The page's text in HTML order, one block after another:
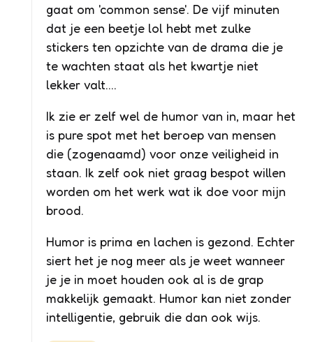
gaat om 'common sense'. De vijf minuten
dat je een beetje lol hebt met zulke
stickers ten opzichte van de drama die je
te wachten staat als het kwartje niet
lekker valt….
Ik zie er zelf wel de humor van in, maar het
is pure spot met het beroep van mensen
die (zogenaamd) voor onze veiligheid in
staan. Ik zelf ook niet graag bespot willen
worden om het werk wat ik doe voor mijn
brood.
Humor is prima en lachen is gezond. Echter
siert het je nog meer als je weet wanneer
je je in moet houden ook al is de grap
makkelijk gemaakt. Humor kan niet zonder
intelligentie, gebruik die dan ook wijs.